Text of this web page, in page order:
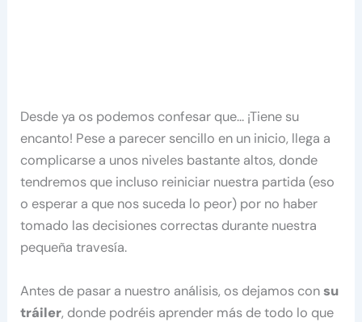
Desde ya os podemos confesar que… ¡Tiene su
encanto! Pese a parecer sencillo en un inicio, llega a
complicarse a unos niveles bastante altos, donde
tendremos que incluso reiniciar nuestra partida (eso
o esperar a que nos suceda lo peor) por no haber
tomado las decisiones correctas durante nuestra
pequeña travesía.
Antes de pasar a nuestro análisis, os dejamos consu
tráiler, donde podréis aprender más de todo lo que